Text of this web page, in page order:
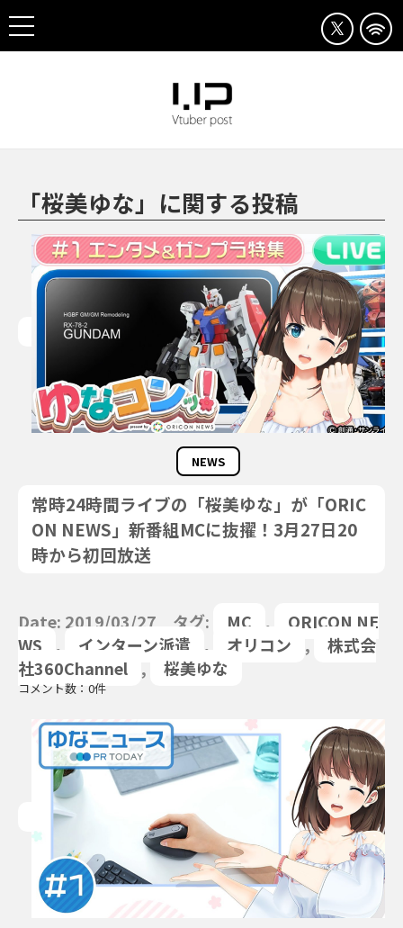
「桜美ゆな」に関する投稿
NEWS
常時24時間ライブの「桜美ゆな」が「ORIC
ON NEWS」新番組MCに抜擢！3月27日20
時から初回放送
Date: 2019/03/27 タグ: MC ,
ORICON NE
WS
, インターン派遣 , オリコン ,
株式会
社360Channel
, 桜美ゆな
コメント数：0件